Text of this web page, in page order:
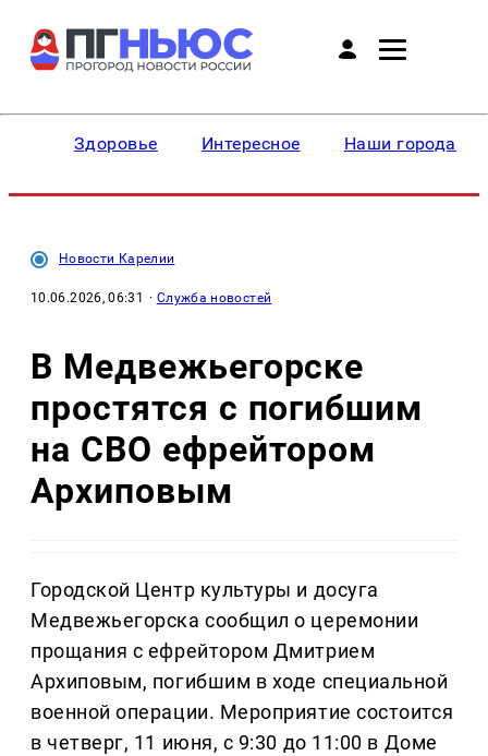
Здоровье Интересное Наши города
Новости Карелии
10.06.2026, 06:31 · Служба новостей
В Медвежьегорске
простятся с погибшим
на СВО ефрейтором
Архиповым
Городской Центр культуры и досуга
Медвежьегорска сообщил о церемонии
прощания с ефрейтором Дмитрием
Архиповым, погибшим в ходе специальной
военной операции. Мероприятие состоится
в четверг, 11 июня, с 9:30 до 11:00 в Доме